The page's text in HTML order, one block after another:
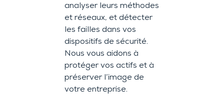
analyser leurs méthodes
et réseaux, et détecter
les failles dans vos
dispositifs de sécurité.
Nous vous aidons à
protéger vos actifs et à
préserver l’image de
votre entreprise.